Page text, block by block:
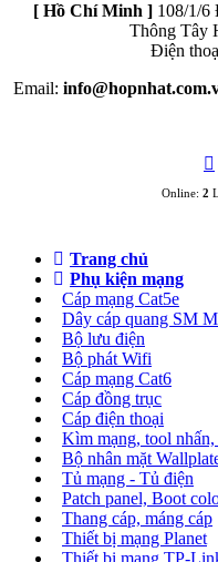
[ Hồ Chí Minh ]108/1/6
Thông Tây
Điện
Email:
Online: 2
Trang chủ
Phụ kiện mạng
Cáp mạng Cat5e
Dây cáp quang SM
Bộ lưu điện
Bộ phát Wifi
Cáp mạng Cat6
Cáp đồng trục
Cáp điện thoại
Kìm mạng, tool nhấn,
Bộ nhân mặt
Tủ mạng - Tủ điện
Patch panel, Boot
Thang cáp, máng cáp
Thiết bị mạng Planet
Thiết bị mạng TP-